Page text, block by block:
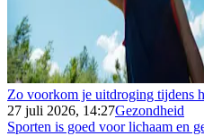
Zo voorkom je uitdroging tijdens
27 juli 2026, 14:27Gezondheid
Sporten is goed voor lichaam en